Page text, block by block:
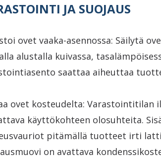
JA SUOJAUS
ovet vaaka-asennossa: Säilytä
alustalla kuivassa,
saattaa aiheuttaa
ovet kosteudelta: Varastointitilan
käyttökohteen olosuhteita.
pitämällä tuotteet irti
on avattava